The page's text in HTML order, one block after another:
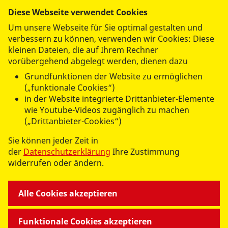
der zuständigen Aufsichtsbehörde zu.
Hierzu sowie zu weiteren Fragen zum
Thema Datenschutz können Sie sich
jederzeit an uns wenden.
Analyse-Tools und Tools von
Dritt­anbietern
Beim Besuch dieser Website kann Ihr
Surf-Verhalten statistisch
ausgewertet werden. Das geschieht
vor allem mit sogenannten
Analyseprogrammen.
Detaillierte Informationen zu diesen
Analyseprogrammen finden Sie in der
2. Hosting
Nordwest e.V.
Flottenstr. 61
13407 Berlin
© 2026 ASB Regionalverband Berlin-Nordwest e.V.
Impressum
Datenschutz
Diese Webseite verwendet Cookies
Um unsere Webseite für Sie optimal gestalten und
verbessern zu können, verwenden wir Cookies: Diese
kleinen Dateien, die auf Ihrem Rechner
vorübergehend abgelegt werden, dienen dazu
Grundfunktionen der Website zu ermöglichen
(„funktionale Cookies“)
in der Website integrierte Drittanbieter-Elemente
wie Youtube-Videos zugänglich zu machen
(„Drittanbieter-Cookies“)
Sie können jeder Zeit in
der Datenschutzerklärung Ihre Zustimmung
widerrufen oder ändern.
Funktionale Cookies akzeptieren
Alle Cookies akzeptieren